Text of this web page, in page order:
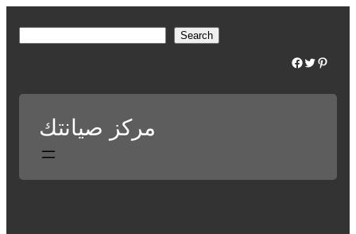
r
Search
Facebook Twitter Pinterest
مركز صيانتك